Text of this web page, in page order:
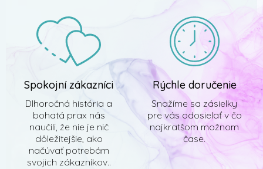
Spokojní zákazníci
Dlhoročná história a
bohatá prax nás
naučili, že nie je nič
dôležitejšie, ako
načúvať potrebám
svojich zákazníkov..
Rýchle doručenie
Snažíme sa zásielky
pre vás odosielať v čo
najkratšom možnom
čase.